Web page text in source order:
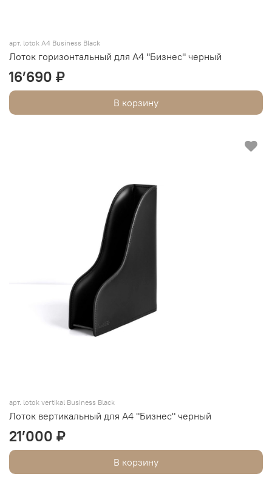
арт. lotok A4 Business Black
Лоток горизонтальный для А4 "Бизнес" черный
16’690 ₽
В корзину
арт. lotok vertikal Business Black
Лоток вертикальный для А4 "Бизнес" черный
21’000 ₽
В корзину